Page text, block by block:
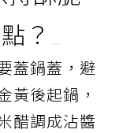
？
蓋鍋蓋，避
黃後起鍋，
醋調成沾醬